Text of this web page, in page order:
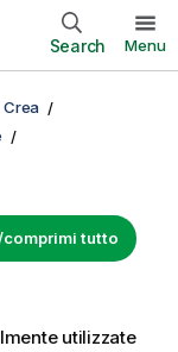
Search Menu
Crea
comprimi tutto
utilizzate